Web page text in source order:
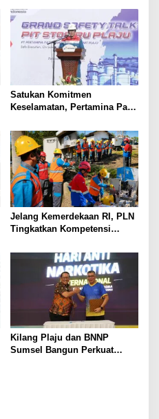
Satukan Komitmen
Keselamatan, Pertamina Patra
Grand Safety Talk Sukseskan
Pit Stop Tahap II 2026
Jelang Kemerdekaan RI, PLN
Tingkatkan Kompetensi
Keandalan Listrik di Tais
Kilang Plaju dan BNNP
Sumsel Bangun Perkuat